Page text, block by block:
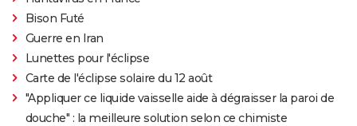
Bison Futé
Guerre en Iran
Lunettes pour l'éclipse
Carte de l'éclipse solaire du 12 août
"Appliquer ce liquide vaisselle aide à dégraisser la paroi de
douche" : la meilleure solution selon ce chimiste